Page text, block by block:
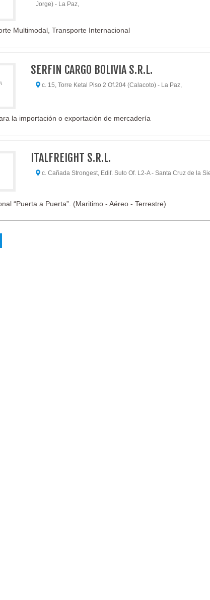
Jorge) - La Paz,
Multimodal, Transporte Internacional
SERFIN CARGO BOLIVIA S.R.L.
c. 15, Torre Ketal Piso 2 Of.204 (Calacoto) - La Paz,
la importación o exportación de mercadería
ITALFREIGHT S.R.L.
c. Cañada Strongest, Edif. Suto Of. L2-A - Santa Cruz de la
“Puerta a Puerta”. (Maritimo - Aéreo - Terrestre)